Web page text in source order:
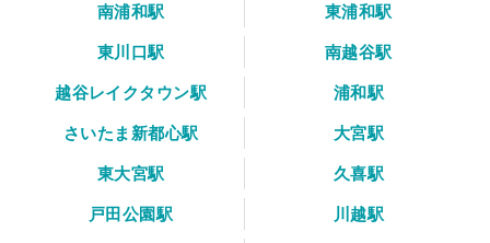
南浦和駅
東浦和駅
東川口駅
南越谷駅
越谷レイクタウン駅
浦和駅
さいたま新都心駅
大宮駅
東大宮駅
久喜駅
戸田公園駅
川越駅